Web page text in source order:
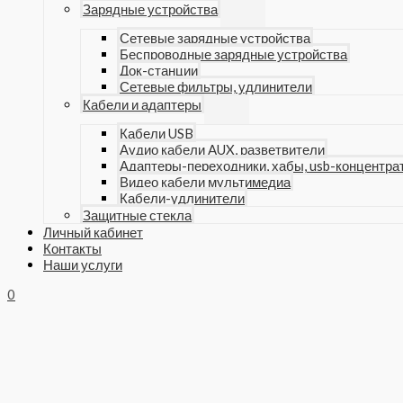
Зарядные устройства
Сетевые зарядные устройства
Беспроводные зарядные устройства
Док-станции
Сетевые фильтры, удлинители
Кабели и адаптеры
Кабели USB
Аудио кабели AUX, разветвители
Адаптеры-переходники, хабы, usb-
Видео кабели мультимедиа
Кабели-удлинители
Защитные стекла
Личный кабинет
Контакты
Наши услуги
0